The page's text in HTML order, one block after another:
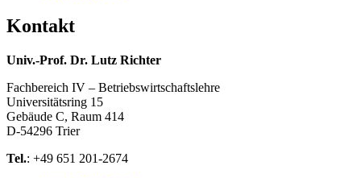
Kontakt
Univ.-Prof. Dr. Lutz Richter
Fachbereich IV – Betriebswirtschaftslehre
Universitätsring 15
Gebäude C, Raum 414
D-54296 Trier
Tel.: +49 651 201-2674